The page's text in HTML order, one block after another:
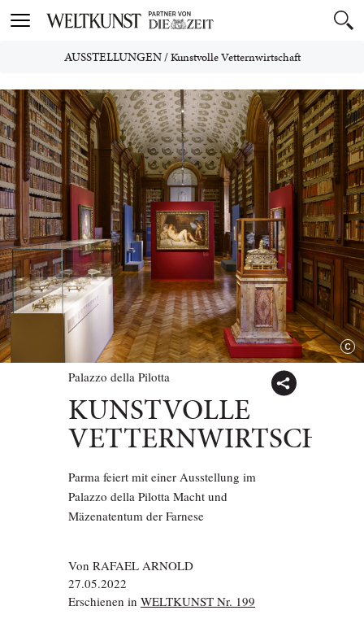
Toggle
AUSSTELLUNGEN/Kunstvolle Vetternwirtschaft
Palazzo della Pilotta
KUNSTVOLLE
Parma feiert mit einer Ausstellung im
Palazzo della Pilotta Macht und
Mäzenatentum der Farnese
Von RAFAEL ARNOLD
27.05.2022
Erschienen in WELTKUNST Nr. 199